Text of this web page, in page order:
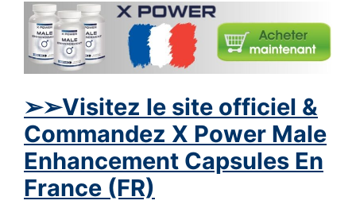
➢➢Visitez le site officiel &
Commandez X Power Male
Enhancement Capsules En
France (FR)